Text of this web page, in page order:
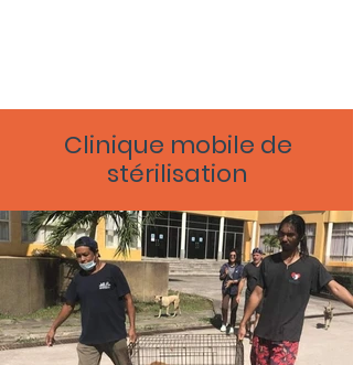
Clinique mobile de
stérilisation